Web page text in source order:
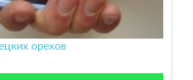
орехов